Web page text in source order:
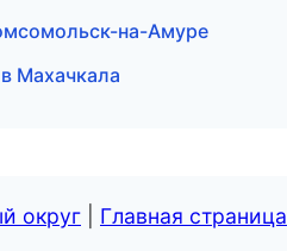
на-Амуре
Махачкала
округ Главная страница